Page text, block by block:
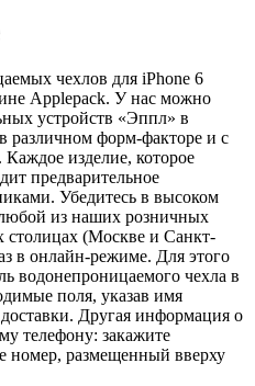
чехлов для iPhone 6
Applepack. У нас можно
устройств «Эппл» в
различном форм-факторе и с
изделие, которое
предварительное
Убедитесь в высоком
из наших розничных
столицах (Москве и Санкт-
в онлайн-режиме. Для этого
водонепроницаемого чехла в
поля, указав имя
Другая информация о
телефону: закажите
номер, размещенный вверху